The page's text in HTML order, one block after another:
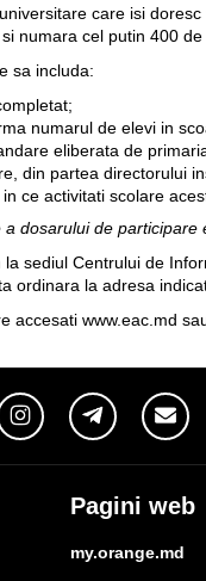
care isi
numara cel putin 400 de
sa includa:
numarul de elevi in
eliberata de
din partea directorului
ce activitati scolare
dosarului de participare
sediul Centrului de
ordinara la adresa
accesati www.eac.md
Pagini web
my.orange.md